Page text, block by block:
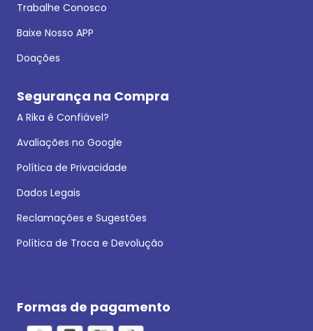
Trabalhe Conosco
Baixe Nosso APP
Doações
Segurança na Compra
A Rika é Confiável?
Avaliações no Google
Política de Privacidade
Dados Legais
Reclamações e Sugestões
Política de Troca e Devolução
Formas de pagamento